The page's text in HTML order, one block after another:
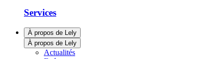
Services
À propos de Lely
À propos de Lely
Actualités